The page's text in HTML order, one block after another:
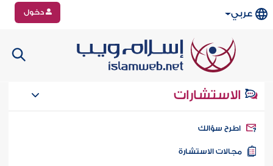
عربي دخول
الاستشارات
سؤالك